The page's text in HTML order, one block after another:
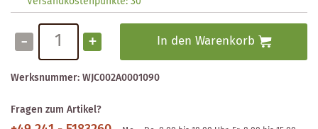
- + In den Warenkorb
Werksnummer:WJC002A0001090
Fragen zum Artikel?